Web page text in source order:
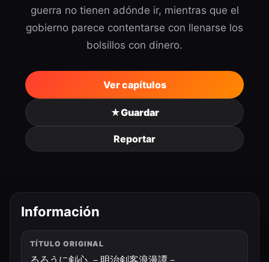
guerra no tienen adónde ir, mientras que el
gobierno parece contentarse con llenarse los
bolsillos con dinero.
Ver capítulos
★Guardar
Reportar
Información
TÍTULO ORIGINAL